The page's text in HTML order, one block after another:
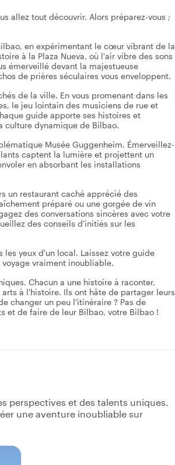
allez tout découvrir. Alors préparez-vous ;
en expérimentant le cœur vibrant de la
à la Plaza Nueva, où l'air vibre des sons
émerveillé devant la majestueuse
de prières séculaires vous enveloppent.
de la ville. En vous promenant dans les
le jeu lointain des musiciens de rue et
guide apporte ses histoires et
culture dynamique de Bilbao.
Musée Guggenheim. Émerveillez-
captent la lumière et projettent un
en absorbant les installations
un restaurant caché apprécié des
préparé ou une gorgée de vin
des conversations sincères avec votre
des conseils d'initiés sur les
yeux d'un local. Laissez votre guide
vraiment inoubliable.
Chacun a une histoire à raconter,
à l'histoire. Ils ont hâte de partager leurs
changer un peu l'itinéraire ? Pas de
et de faire de leur Bilbao, votre Bilbao !
perspectives et des talents uniques.
une aventure inoubliable sur